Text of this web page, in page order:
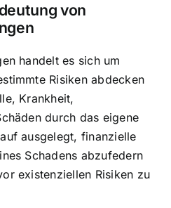
von
handelt es sich um
Risiken abdecken
Krankheit,
durch das eigene
ausgelegt, finanzielle
Schadens abzufedern
existenziellen Risiken zu